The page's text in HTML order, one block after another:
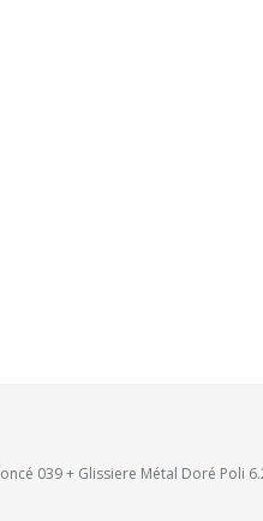
039 + Glissiere Métal Doré Poli